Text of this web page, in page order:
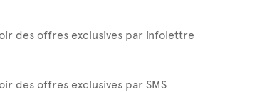
des offres exclusives par infolettre
des offres exclusives par SMS